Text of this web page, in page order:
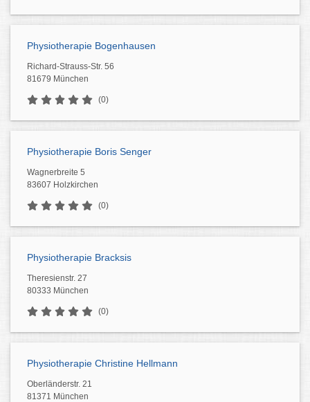
Physiotherapie Bogenhausen
Richard-Strauss-Str. 56
81679 München
(0)
Physiotherapie Boris Senger
Wagnerbreite 5
83607 Holzkirchen
(0)
Physiotherapie Bracksis
Theresienstr. 27
80333 München
(0)
Physiotherapie Christine Hellmann
Oberländerstr. 21
81371 München